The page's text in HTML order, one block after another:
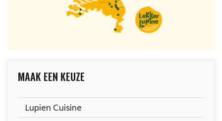
MAAK EEN KEUZE
Lupien Cuisine